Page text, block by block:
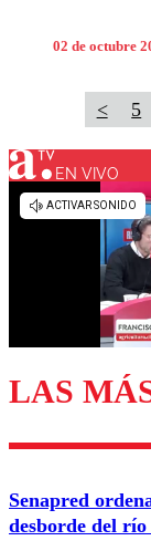
02 de octubre
< 5
EN VIVO
LAS
Senapred
desborde del